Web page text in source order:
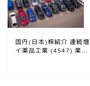
国内(日本)株紹介 連続
イ薬品工業 (4547) 業...